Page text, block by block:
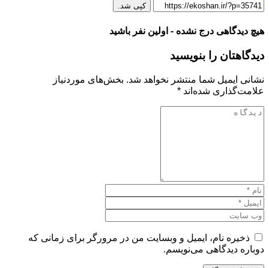
کپی شد.
هیچ دیدگاهی درج نشده - اولین نفر باشید
دیدگاهتان را بنویسید
نشانی ایمیل شما منتشر نخواهد شد. بخش‌های موردنیاز
علامت‌گذاری شده‌اند *
ذخیره نام، ایمیل و وبسایت من در مرورگر برای زمانی که
دوباره دیدگاهی می‌نویسم.